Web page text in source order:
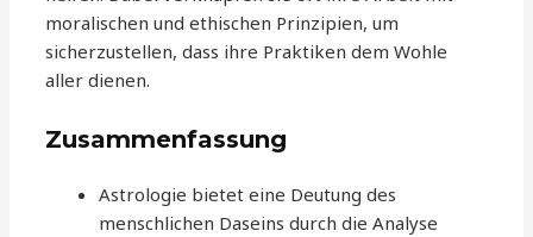
moralischen und ethischen Prinzipien, um
sicherzustellen, dass ihre Praktiken dem Wohle
aller dienen.
Zusammenfassung
Astrologie bietet eine Deutung des
menschlichen Daseins durch die Analyse